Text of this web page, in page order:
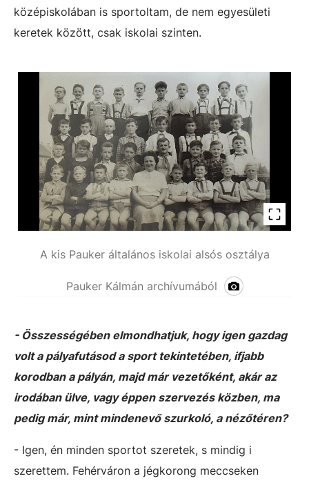
középiskolában is sportoltam, de nem egyesületi
keretek között, csak iskolai szinten.
A kis Pauker általános iskolai alsós osztálya
Pauker Kálmán archívumából
- Összességében elmondhatjuk, hogy igen gazdag
volt a pályafutásod a sport tekintetében, ifjabb
korodban a pályán, majd már vezetőként, akár az
irodában ülve, vagy éppen szervezés közben, ma
pedig már, mint mindenevő szurkoló, a nézőtéren?
- Igen, én minden sportot szeretek, s mindig i
szerettem. Fehérváron a jégkorong meccseken